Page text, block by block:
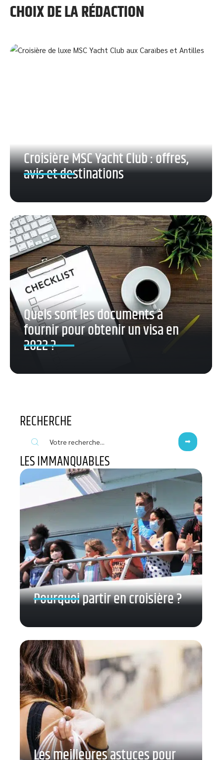
CHOIX DE LA RÉDACTION
Croisière MSC Yacht Club : offres,
avis et destinations
Quels sont les documents à
fournir pour obtenir un visa en
2022 ?
RECHERCHE
LES IMMANQUABLES
Pourquoi partir en croisière ?